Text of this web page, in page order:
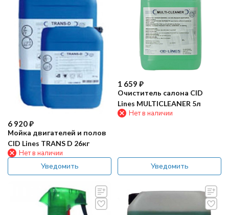
6 920₽
Мойка двигателей и полов
CID Lines TRANS D 26кг
Нет в наличии
Уведомить
1 659 ₽
Очиститель салона CID
Lines MULTICLEANER 5л
Нет в наличии
Уведомить